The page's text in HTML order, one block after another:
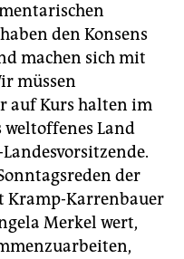
den Konsens
machen sich mit
müssen
auf Kurs halten im
weltoffenes Land
der
Kramp-Karrenbauer
Merkel wert,